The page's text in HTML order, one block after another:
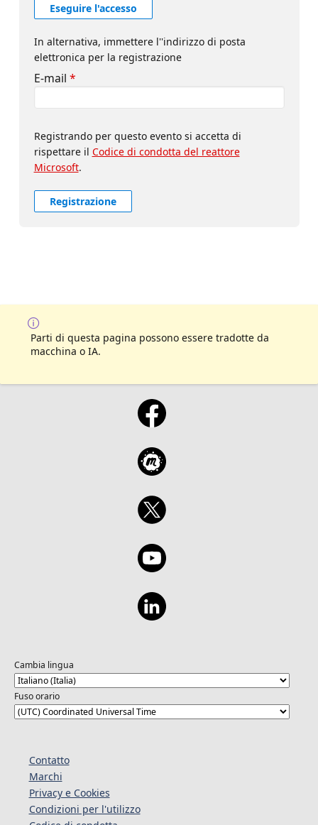
Eseguire l'accesso
In alternativa, immettere l''indirizzo di posta
elettronica per la registrazione
E-mail *
Registrando per questo evento si accetta di
rispettare il Codice di condotta del reattore
Microsoft.
Registrazione
Parti di questa pagina possono essere tradotte da
macchina o IA.
Cambia lingua
Fuso orario
Contatto
Marchi
Privacy e Cookies
Condizioni per l'utilizzo